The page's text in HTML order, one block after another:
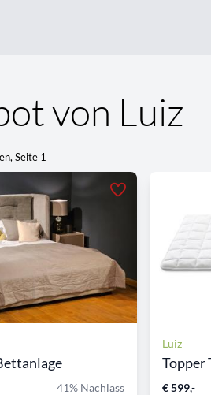
von Luiz
Seite 1
41% Nachlass
Luiz
Topper
€ 599,-